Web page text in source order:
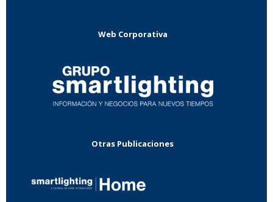
Web Corporativa
Otras Publicaciones